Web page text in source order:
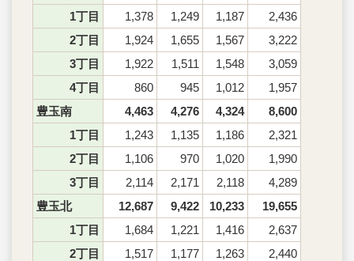
1丁目
1,378 1,249 1,187
2,436
2丁目
1,924 1,655 1,567
3,222
3丁目
1,922 1,511 1,548
3,059
4丁目
860 945 1,012
1,957
豊玉南
4,463 4,276 4,324
8,600
1丁目
1,243 1,135 1,186
2,321
2丁目
1,106 970 1,020
1,990
3丁目
2,114 2,171 2,118
4,289
豊玉北
12,687 9,422 10,233
19,655
1丁目
1,684 1,221 1,416
2,637
2丁目
1,517 1,177 1,263
2,440